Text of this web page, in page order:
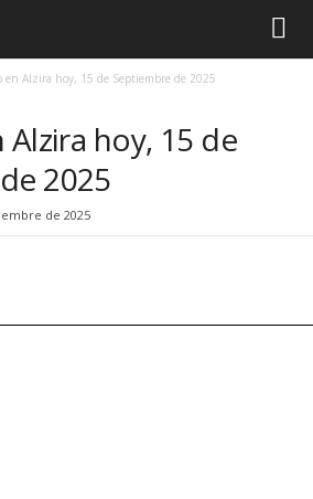
en Alzira hoy, 15 de Septiembre de 2025
hoy, 15 de
2025
de 2025